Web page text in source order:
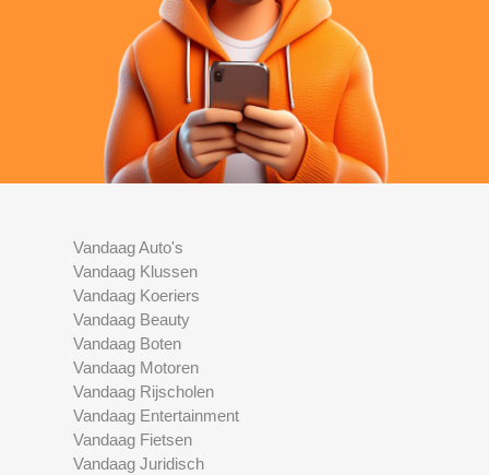
Vandaag Auto's
Vandaag Klussen
Vandaag Koeriers
Vandaag Beauty
Vandaag Boten
Vandaag Motoren
Vandaag Rijscholen
Vandaag Entertainment
Vandaag Fietsen
Vandaag Juridisch